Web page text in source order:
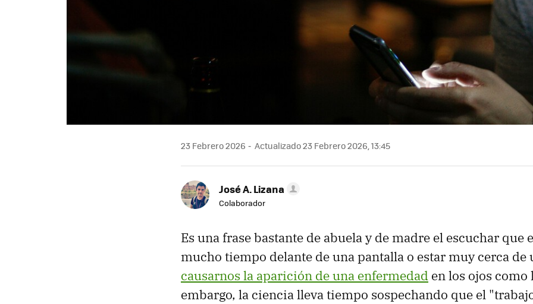
23 Febrero 2026 Actualizado 23 Febrero 2026, 13:45
José A. Lizana
Colaborador
Es una frase bastante de abuela y de madre el escuchar que
mucho tiempo delante de una pantalla o estar muy cerca de
causarnos la aparición de una enfermedad en los ojos como
embargo, la ciencia lleva tiempo sospechando que el